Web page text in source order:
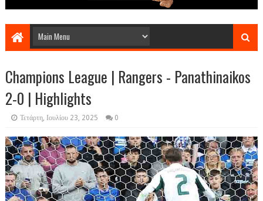
Champions League | Rangers - Panathinaikos
2-0 | Highlights
Τετάρτη, Ιουλίου 23, 2025 0